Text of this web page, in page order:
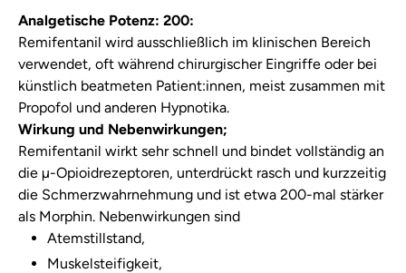
Analgetische Potenz: 200:
Remifentanil wird ausschließlich im klinischen Bereich
verwendet, oft während chirurgischer Eingriffe oder bei
künstlich beatmeten Patient:innen, meist zusammen mit
Propofol und anderen Hypnotika.
Wirkung und Nebenwirkungen;
Remifentanil wirkt sehr schnell und bindet vollständig an
die µ-Opioidrezeptoren, unterdrückt rasch und kurzzeitig
die Schmerzwahrnehmung und ist etwa 200-mal stärker
als Morphin. Nebenwirkungen sind
Atemstillstand,
Muskelsteifigkeit,